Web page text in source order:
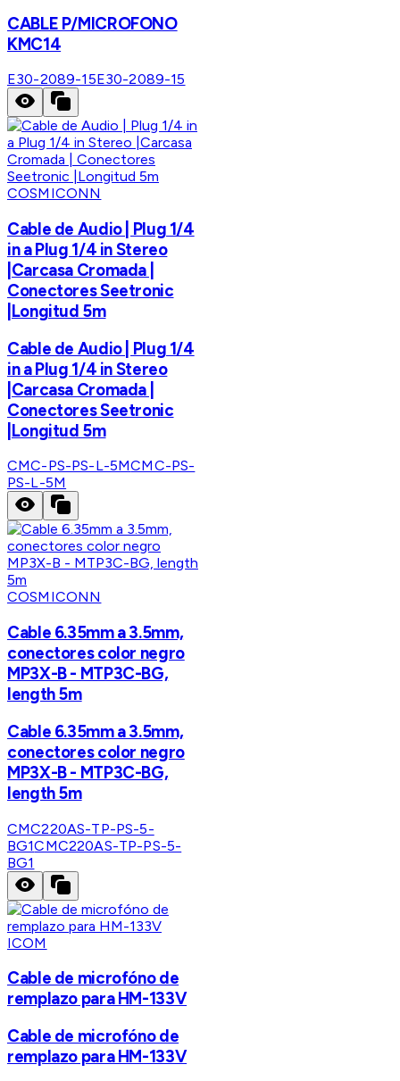
CABLE P/MICROFONO
KMC14
E30-2089-15E30-2089-15
COSMICONN
Cable de Audio | Plug 1/4
in a Plug 1/4 in Stereo
|Carcasa Cromada |
Conectores Seetronic
|Longitud 5m
Cable de Audio | Plug 1/4
in a Plug 1/4 in Stereo
|Carcasa Cromada |
Conectores Seetronic
|Longitud 5m
CMC-PS-PS-L-5MCMC-PS-
PS-L-5M
COSMICONN
Cable 6.35mm a 3.5mm,
conectores color negro
MP3X-B - MTP3C-BG,
length 5m
Cable 6.35mm a 3.5mm,
conectores color negro
MP3X-B - MTP3C-BG,
length 5m
CMC220AS-TP-PS-5-
BG1CMC220AS-TP-PS-5-
BG1
ICOM
Cable de microfóno de
remplazo para HM-133V
Cable de microfóno de
remplazo para HM-133V